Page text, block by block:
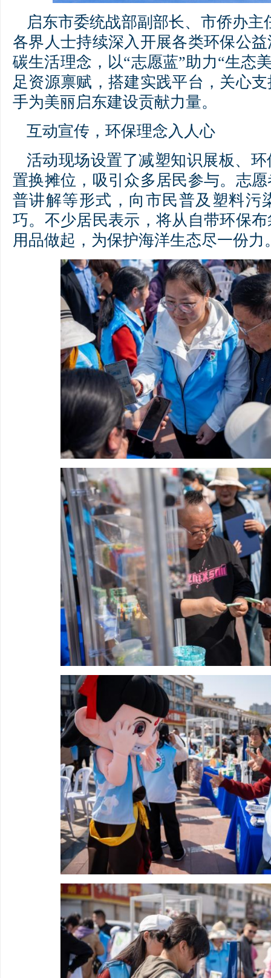
启东市委统战部副部长、市侨办
各界人士持续深入开展各类环保公
碳生活理念，以“志愿蓝”助力“生态
足资源禀赋，搭建实践平台，关心
手为美丽启东建设贡献力量。
互动宣传，环保理念入人心
活动现场设置了减塑知识展板、
置换摊位，吸引众多居民参与。志
普讲解等形式，向市民普及塑料污
巧。不少居民表示，将从自带环保
用品做起，为保护海洋生态尽一份力